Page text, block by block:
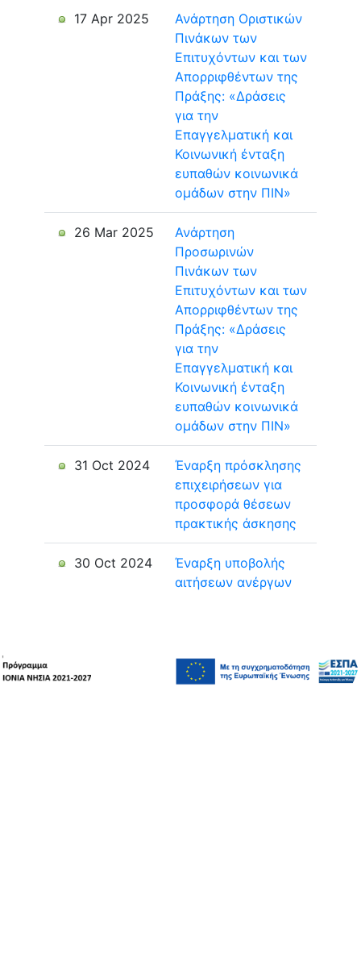
17 Apr 2025
Ανάρτηση Οριστικών
Πινάκων των
Επιτυχόντων και των
Απορριφθέντων της
Πράξης: «Δράσεις
για την
Επαγγελματική και
Κοινωνική ένταξη
ευπαθών κοινωνικά
ομάδων στην ΠΙΝ»
26 Mar 2025
Ανάρτηση
Προσωρινών
Πινάκων των
Επιτυχόντων και των
Απορριφθέντων της
Πράξης: «Δράσεις
για την
Επαγγελματική και
Κοινωνική ένταξη
ευπαθών κοινωνικά
ομάδων στην ΠΙΝ»
31 Oct 2024
Έναρξη πρόσκλησης
επιχειρήσεων για
προσφορά θέσεων
πρακτικής άσκησης
30 Oct 2024
Έναρξη υποβολής
αιτήσεων ανέργων